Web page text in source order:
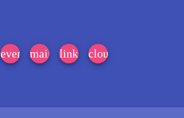
event_note
mail link cloud